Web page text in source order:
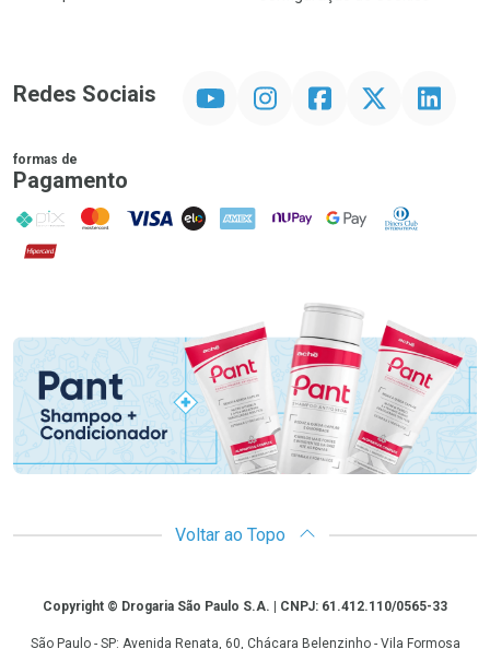
Redes Sociais InstagramFacebookTwitter Linkedin
formas de
Pagamento
PIX MasterCard
VISA ELO AMEX NuPay Google PayDiners Club
Hipercard
Promoção em Destaque
Voltar ao Topo
CopyrightCopyright © Drogaria São Paulo S.A. | CNPJ: 61.412.110/0565-33
São Paulo - SP: Avenida Renata, 60, Chácara Belenzinho - Vila Formosa